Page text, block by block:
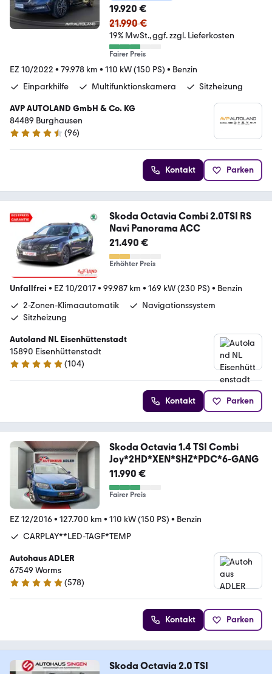
19.920 €
21.990 €
19% MwSt. ggf. zzgl. Lieferkosten
Fairer Preis
EZ 10/2022 • 79.978 km • 110 kW (150 PS) • Benzin
Einparkhilfe
Multifunktionskamera Sitzheizung
AVP AUTOLAND GmbH & Co. KG
84489 Burghausen
4.7 Sterne
(96)
Kontakt Parken
Skoda Octavia Combi 2.0TSI RS
Navi Panorama ACC
21.490 €
Erhöhter Preis
Unfallfrei • EZ 10/2017• 99.987 km • 169 kW (230 PS) • Benzin
2-Zonen-Klimaautomatik
Navigationssystem
Sitzheizung
Autoland NL Eisenhüttenstadt
15890 Eisenhüttenstadt
4.8 Sterne
(104)
Kontakt Parken
Skoda Octavia 1.4 TSI Combi
Joy*2HD*XEN*SHZ*PDC*6-GANG
11.990 €
Fairer Preis
EZ 12/2016• 127.700 km • 110 kW (150 PS) • Benzin
CARPLAY**LED-TAGF*TEMP
Autohaus ADLER
67549 Worms
4.9 Sterne
(578)
Kontakt Parken
Skoda Octavia 2.0 TSI